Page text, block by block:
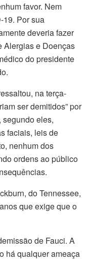
favor. Nem
19. Por sua
deveria fazer
Alergias e Doenças
do presidente
na terça-
ser demitidos” por
segundo eles,
faciais, leis de
nenhum dos
ordens ao público
do Tennessee,
que exige que o
de Fauci. A
há qualquer ameaça